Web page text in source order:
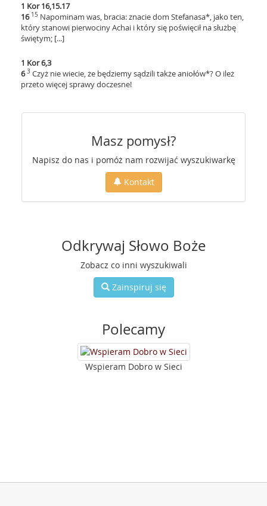
1 Kor 16,15.17
16 15 Napominam was, bracia: znacie dom Stefanasa*, jako ten,
który stanowi pierwociny Achai i który się poświęcił na służbę
świętym; [...]
1 Kor 6,3
6 3 Czyż nie wiecie, że będziemy sądzili także aniołów*? O ileż
przeto więcej sprawy doczesne!
Masz pomysł?
Napisz do nas i pomóż nam rozwijać wyszukiwarkę
Kontakt
Odkrywaj Słowo Boże
Zobacz co inni wyszukiwali
Zainspiruj się
Polecamy
Wspieram Dobro w Sieci